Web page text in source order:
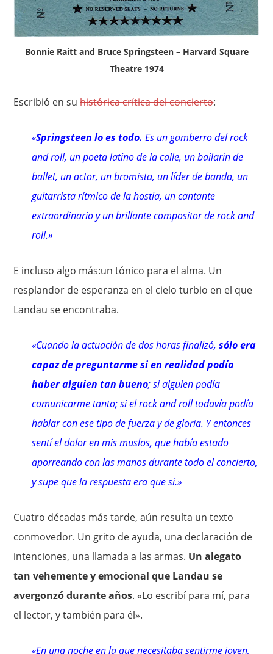
Bonnie Raitt and Bruce Springsteen – Harvard Square
Theatre 1974
Escribió en suhistórica crítica del concierto:
«Springsteen lo es todo. Es un gamberro del rock
and roll, un poeta latino de la calle, un bailarín de
ballet, un actor, un bromista, un líder de banda, un
guitarrista rítmico de la hostia, un cantante
extraordinario y un brillante compositor de rock and
roll.»
E incluso algo más:un tónico para el alma. Un
resplandor de esperanza en el cielo turbio en el que
Landau se encontraba.
«Cuando la actuación de dos horas finalizó,sólo era
capaz de preguntarme si en realidad podía
haber alguien tan bueno; si alguien podía
comunicarme tanto; si el rock and roll todavía podía
hablar con ese tipo de fuerza y de gloria. Y entonces
sentí el dolor en mis muslos, que había estado
aporreando con las manos durante todo el concierto,
y supe que la respuesta era que sí.»
Cuatro décadas más tarde, aún resulta un texto
conmovedor. Un grito de ayuda, una declaración de
intenciones, una llamada a las armas. Un alegato
tan vehemente y emocional que Landau se
avergonzó durante años. «Lo escribí para mí, para
el lector, y también para él».
«En una noche en la que necesitaba sentirme joven,